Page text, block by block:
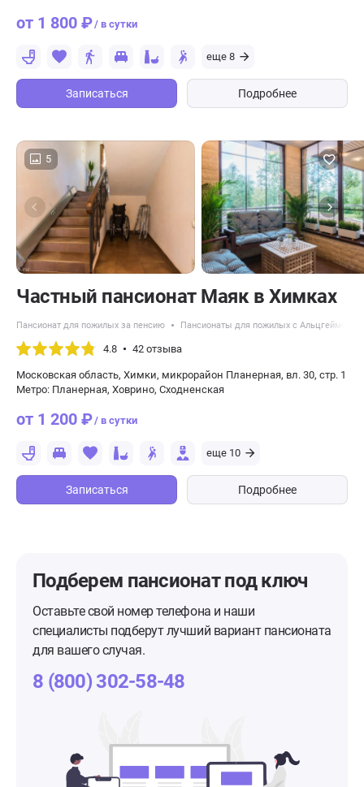
от 1 800 ₽/ в сутки
еще 8
Записаться Подробнее
5
Частный пансионат Маяк в Химках
Пансионат для пожилых за пенсию Пансионаты для пожилых с Альцгеймером
4.8 42 отзыва
Московская область, Химки, микрорайон Планерная, вл. 30, стр. 1
Метро: Планерная, Ховрино, Сходненская
от 1 200 ₽/ в сутки
еще 10
Записаться Подробнее
Подберем пансионатпод ключ
Оставьте свой номер телефона и наши
специалисты подберут лучший вариант пансионата
для вашего случая.
8 (800) 302-58-48